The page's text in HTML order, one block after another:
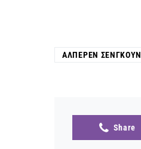
ΑΛΠΕΡΈΝ ΣΕΝΓΚΟΎΝ
Share